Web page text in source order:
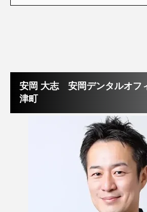
安岡 大志 安岡デンタルオフ
津町